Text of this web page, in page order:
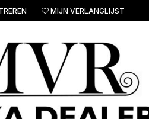
MIJN VERLANGLIJST